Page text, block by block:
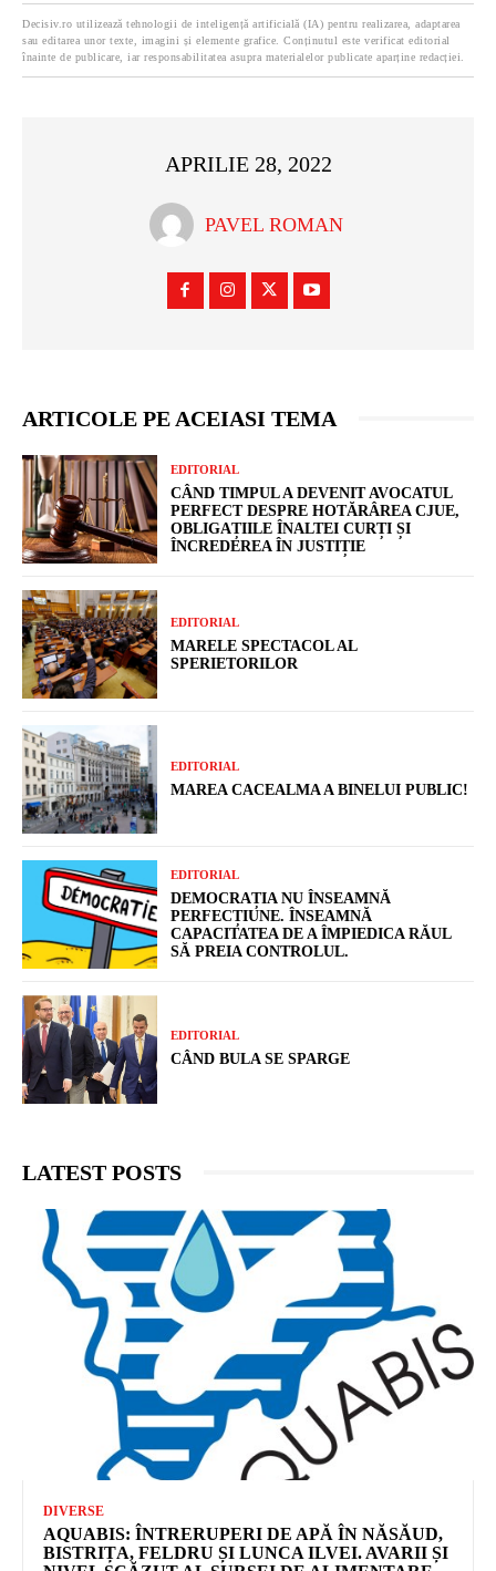
Decisiv.ro utilizează tehnologii de inteligență artificială (IA) pentru realizarea, adaptarea
sau editarea unor texte, imagini și elemente grafice. Conținutul este verificat editorial
înainte de publicare, iar responsabilitatea asupra materialelor publicate aparține redacției.
APRILIE 28, 2022
PAVEL ROMAN
ARTICOLE PE ACEIASI TEMA
EDITORIAL
CÂND TIMPUL A DEVENIT AVOCATUL
PERFECT DESPRE HOTĂRÂREA CJUE,
OBLIGAȚIILE ÎNALTEI CURȚI ȘI
ÎNCREDEREA ÎN JUSTIȚIE
EDITORIAL
MARELE SPECTACOL AL
SPERIETORILOR
EDITORIAL
MAREA CACEALMA A BINELUI PUBLIC!
EDITORIAL
DEMOCRAȚIA NU ÎNSEAMNĂ
PERFECȚIUNE. ÎNSEAMNĂ
CAPACITATEA DE A ÎMPIEDICA RĂUL
SĂ PREIA CONTROLUL.
EDITORIAL
CÂND BULA SE SPARGE
LATEST POSTS
DIVERSE
AQUABIS: ÎNTRERUPERI DE APĂ ÎN NĂSĂUD,
BISTRIȚA, FELDRU ȘI LUNCA ILVEI. AVARII ȘI